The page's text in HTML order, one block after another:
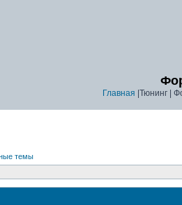
Главная |Тюнинг |
темы